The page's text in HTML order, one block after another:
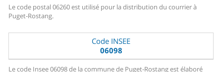
Le code postal 06260 est utilisé pour la distribution du courrier à
Puget-Rostang.
Code INSEE
06098
Le code Insee 06098 de la commune de Puget-Rostang est élaboré